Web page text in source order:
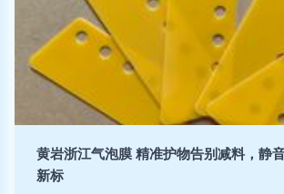
黄岩浙江气泡膜 精准护物告别减料，静
新标